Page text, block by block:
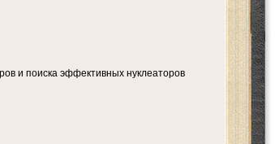
и поиска эффективных нуклеаторов